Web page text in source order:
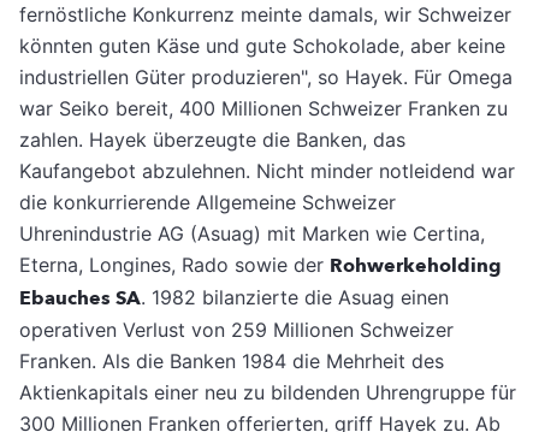
fernöstliche Konkurrenz meinte damals, wir Schweizer
könnten guten Käse und gute Schokolade, aber keine
industriellen Güter produzieren", so Hayek. Für Omega
war Seiko bereit, 400 Millionen Schweizer Franken zu
zahlen. Hayek überzeugte die Banken, das
Kaufangebot abzulehnen. Nicht minder notleidend war
die konkurrierende Allgemeine Schweizer
Uhrenindustrie AG (Asuag) mit Marken wie Certina,
Eterna, Longines, Rado sowie der Rohwerkeholding
Ebauches SA. 1982 bilanzierte die Asuag einen
operativen Verlust von 259 Millionen Schweizer
Franken. Als die Banken 1984 die Mehrheit des
Aktienkapitals einer neu zu bildenden Uhrengruppe für
300 Millionen Franken offerierten, griff Hayek zu. Ab